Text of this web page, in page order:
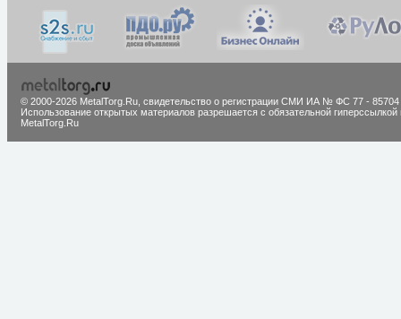
© 2000-2026 MetalTorg.Ru, cвидетельство о регистрации СМИ ИА № ФС 77 - 85704
Использование открытых материалов разрешается с обязательной гиперссылкой
MetalTorg.Ru